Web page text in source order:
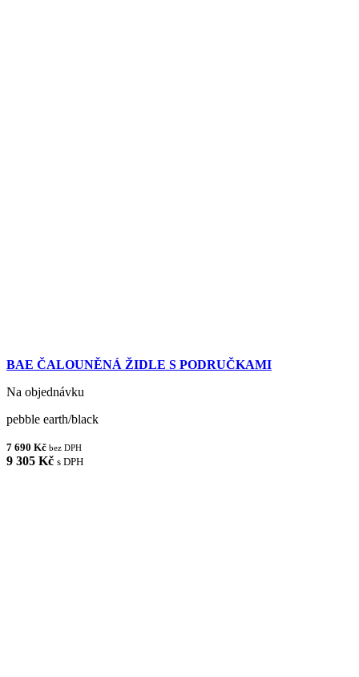
BAE ČALOUNĚNÁ ŽIDLE S PODRUČKAMI
Na objednávku
pebble earth/black
7 690 Kč bez DPH
9 305 Kč s DPH